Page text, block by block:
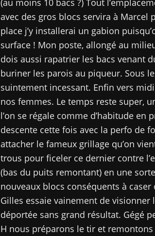
(au moins 10 bacs ?) Tout
avec des gros blocs servira à
place j’y installerai un gabion
surface ! Mon poste, allongé au
dois aussi rapatrier les bacs venant
buriner les parois au piqueur. Sous
suintement incessant. Enfin vers
nos femmes. Le temps reste super,
l’on se régale comme d’habitude en
descente cette fois avec la perfo de
attacher le fameux grillage qu’on
trous pour ficeler ce dernier contre
(bas du puits remontant) en une
nouveaux blocs conséquents à
Gilles essaie vainement de visionner
déportée sans grand résultat. Gégé
H nous préparons le tir et